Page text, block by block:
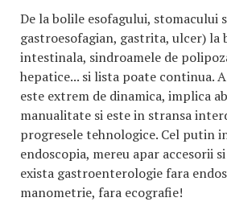
De la bolile esofagului, stomacului
gastroesofagian, gastrita, ulcer) la
intestinala, sindroamele de
hepatice... si lista poate continua.
este extrem de dinamica, implica
manualitate si este in stransa
progresele tehnologice. Cel putin
endoscopia, mereu apar accesorii
exista gastroenterologie fara
manometrie, fara ecografie!